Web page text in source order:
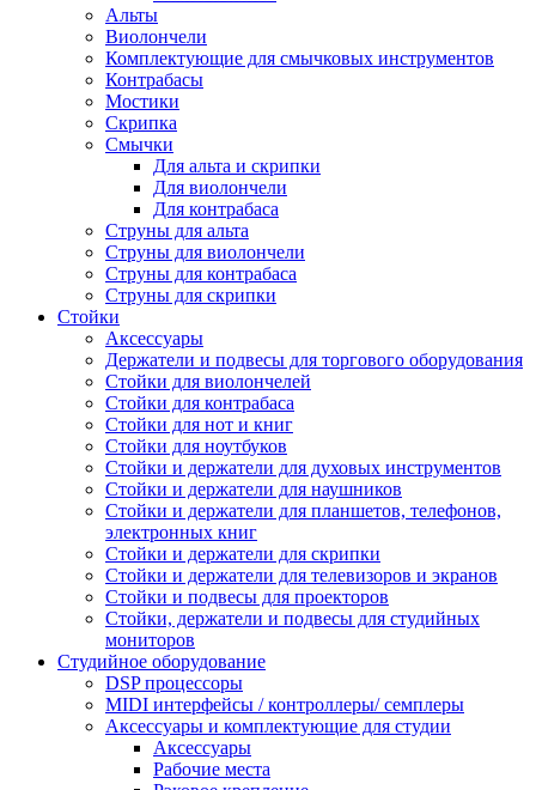
Альты
Виолончели
Комплектующие для смычковых инструментов
Контрабасы
Мостики
Скрипка
Смычки
Для альта и скрипки
Для виолончели
Для контрабаса
Струны для альта
Струны для виолончели
Струны для контрабаса
Струны для скрипки
Стойки
Аксессуары
Держатели и подвесы для торгового оборудования
Стойки для виолончелей
Стойки для контрабаса
Стойки для нот и книг
Стойки для ноутбуков
Стойки и держатели для духовых инструментов
Стойки и держатели для наушников
Стойки и держатели для планшетов, телефонов,
электронных книг
Стойки и держатели для скрипки
Стойки и держатели для телевизоров и экранов
Стойки и подвесы для проекторов
Стойки, держатели и подвесы для студийных
мониторов
Студийное оборудование
DSP процессоры
MIDI интерфейсы / контроллеры/ семплеры
Аксессуары и комплектующие для студии
Аксессуары
Рабочие места